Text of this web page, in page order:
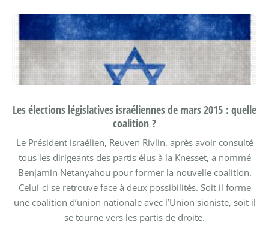
Les élections législatives israéliennes de mars 2015 : quelle
coalition ?
Le Président israélien, Reuven Rivlin, après avoir consulté
tous les dirigeants des partis élus à la Knesset, a nommé
Benjamin Netanyahou pour former la nouvelle coalition.
Celui-ci se retrouve face à deux possibilités. Soit il forme
une coalition d’union nationale avec l’Union sioniste, soit il
se tourne vers les partis de droite.